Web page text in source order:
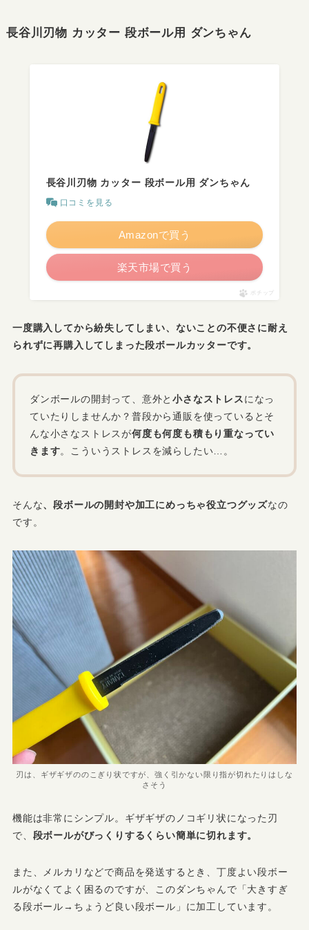
長谷川刃物 カッター 段ボール用 ダンちゃん
長谷川刃物 カッター 段ボール用 ダンちゃん
口コミを見る
Amazonで買う
楽天市場で買う
ポチップ
一度購入してから紛失してしまい、ないことの不便さに耐え
られずに再購入してしまった段ボールカッターです。
ダンボールの開封って、意外と小さなストレスになっ
ていたりしませんか？普段から通販を使っているとそ
んな小さなストレスが何度も何度も積もり重なってい
きます。こういうストレスを減らしたい…。
そんな、段ボールの開封や加工にめっちゃ役立つグッズなの
です。
刃は、ギザギザののこぎり状ですが、強く引かない限り指が切れたりはしな
さそう
機能は非常にシンプル。ギザギザのノコギリ状になった刃
で、 段ボールがびっくりするくらい簡単に切れます。
また、メルカリなどで商品を発送するとき、丁度よい段ボー
ルがなくてよく困るのですが、このダンちゃんで「大きすぎ
る段ボール→ちょうど良い段ボール」に加工しています。